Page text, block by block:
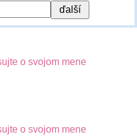
o svojom mene
o svojom mene